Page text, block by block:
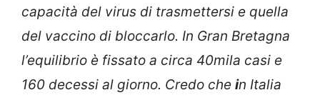
capacità del virus di trasmettersi e quella
del vaccino di bloccarlo. In Gran Bretagna
l’equilibrio è fissato a circa 40mila casi e
160 decessi al giorno. Credo che in Italia